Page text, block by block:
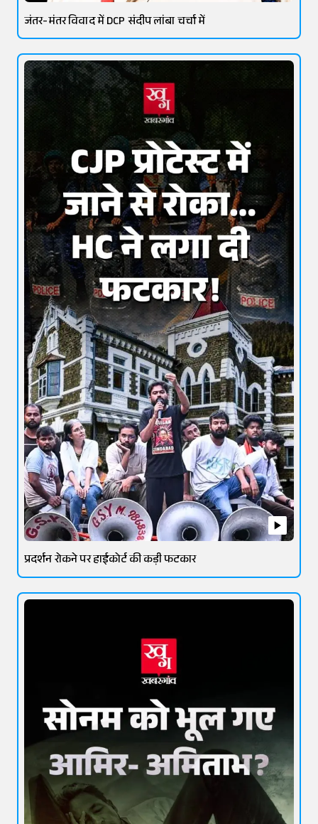
जंतर-मंतर विवाद में DCP संदीप लांबा चर्चा में
प्रदर्शन रोकने पर हाईकोर्ट की कड़ी फटकार